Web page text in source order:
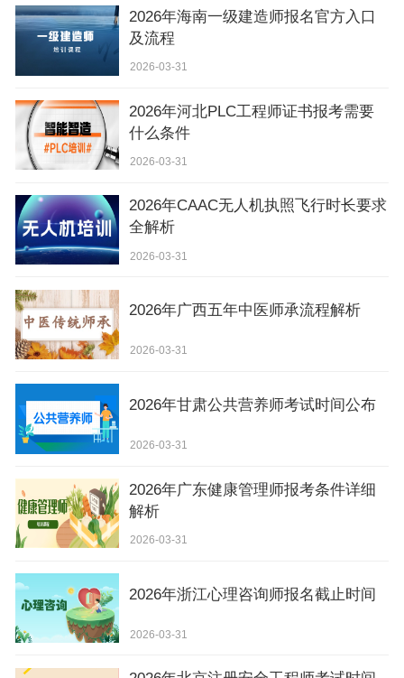
2026年海南一级建造师报名官方入口
及流程
2026-03-31
2026年河北PLC工程师证书报考需要
什么条件
2026-03-31
2026年CAAC无人机执照飞行时长要求
全解析
2026-03-31
2026年广西五年中医师承流程解析
2026-03-31
2026年甘肃公共营养师考试时间公布
2026-03-31
2026年广东健康管理师报考条件详细
解析
2026-03-31
2026年浙江心理咨询师报名截止时间
2026-03-31